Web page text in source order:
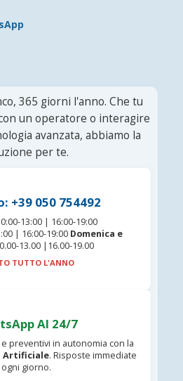
365 giorni l'anno. Che tu
un operatore o interagire
avanzata, abbiamo la
per te.
+39 050 754492
13:00 | 16:00-19:00
| 16:00-19:00 Domenica e
13.00 |16.00-19.00
TUTTO L'ANNO
AI 24/7
preventivi in autonomia con la
Artificiale. Risposte immediate
ogni giorno.